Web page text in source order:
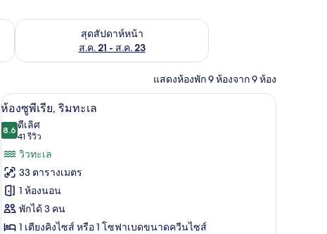
นี้ ส.ค. 14 - ส.ค. 16สุดสัปดาห์หน้า
ส.ค. 21 - ส.ค. 23
ตรวจสอบจำนวนห้องพักว่างในสุดสัปดาห์หน้า ส.ค. 21 - ส.ค. 23
แสดงห้องพัก 9 ห้องจาก 9 ห้อง
งานแบบใช้แล็ปท็อป
เปิด
ภาพถ่าย
ทั้งหมด
ของ
ห้อง
ซู
พี
ห้องซูพีเรีย, ริมทะเล | ตู้นิรภัยในห้องพัก, โต๊ะ
6
ห้องซูพีเรีย, ริมทะเล
8.68.6 จาก 10
ดีเลิศ
41 รีวิว
(41
รีวิว)
วิวทะเล
33 ตารางเมตร
1 ห้องนอน
พักได้ 3 คน
1 เตียงคิงไซส์ หรือ 1 โซฟาเบดขนาดควีนไซส์